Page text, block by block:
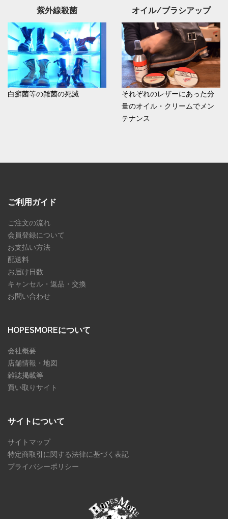
紫外線殺菌
白癬菌等の雑菌の死滅
オイル/ブラシアップ
それぞれのレザーにあった分
量のオイル・クリームでメン
テナンス
ご利用ガイド
ご注文の流れ
会員登録について
お支払い方法
配送料
お届け日数
キャンセル・返品・交換
お問い合わせ
HOPESMOREについて
会社概要
店舗情報・地図
雑誌掲載等
買い取りサイト
サイトについて
サイトマップ
特定商取引に関する法律に基づく表記
プライバシーポリシー